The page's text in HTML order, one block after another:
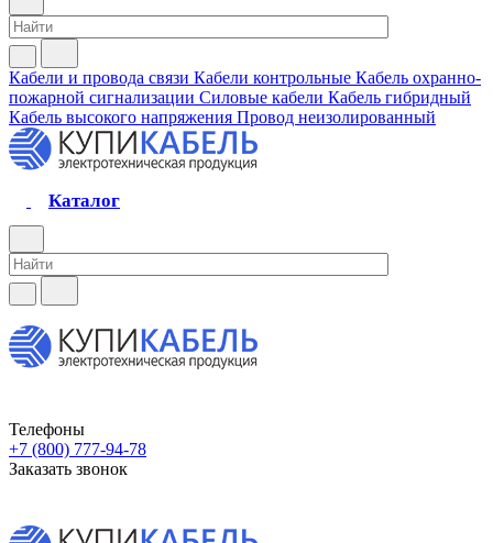
Кабели и провода связи Кабели контрольные Кабель охранно-
пожарной сигнализации Силовые кабели Кабель гибридный
Кабель высокого напряжения Провод неизолированный
Каталог
Телефоны
+7 (800) 777-94-78
Заказать звонок